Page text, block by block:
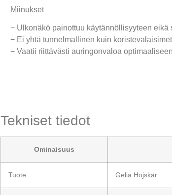
Miinukset
− Ulkonäkö painottuu käytännöllisyyteen eikä
− Ei yhtä tunnelmallinen kuin koristevalaisimet
− Vaatii riittävästi auringonvaloa
Tekniset tiedot
Ominaisuus
Tuote Gelia Hojskär